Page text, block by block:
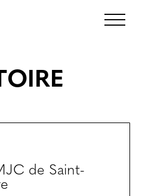
de Saint-